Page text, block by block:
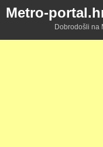
Metro-
Dobrodošli na